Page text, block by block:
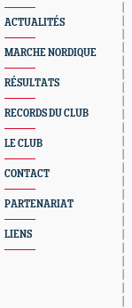
ACTUALITÉS
MARCHE NORDIQUE
RÉSULTATS
RECORDS DU CLUB
LE CLUB
CONTACT
PARTENARIAT
LIENS